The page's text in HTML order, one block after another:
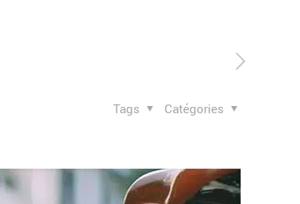
Catégories
Tags